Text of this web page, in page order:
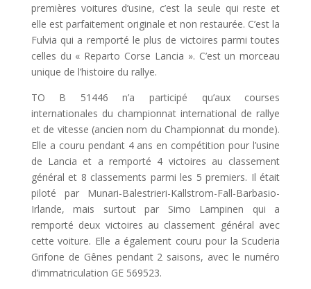
premières voitures d’usine, c’est la seule qui reste et
elle est parfaitement originale et non restaurée. C’est la
Fulvia qui a remporté le plus de victoires parmi toutes
celles du « Reparto Corse Lancia ». C’est un morceau
unique de l’histoire du rallye.
TO B 51446 n’a participé qu’aux courses
internationales du championnat international de rallye
et de vitesse (ancien nom du Championnat du monde).
Elle a couru pendant 4 ans en compétition pour l’usine
de Lancia et a remporté 4 victoires au classement
général et 8 classements parmi les 5 premiers. Il était
piloté par Munari-Balestrieri-Kallstrom-Fall-Barbasio-
Irlande, mais surtout par Simo Lampinen qui a
remporté deux victoires au classement général avec
cette voiture. Elle a également couru pour la Scuderia
Grifone de Gênes pendant 2 saisons, avec le numéro
d’immatriculation GE 569523.